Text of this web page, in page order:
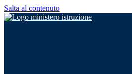
Salta al contenuto